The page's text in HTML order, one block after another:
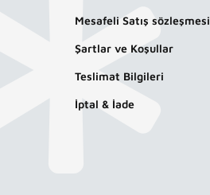
Mesafeli Satış sözleşmesi
Şartlar ve Koşullar
Teslimat Bilgileri
İptal & İade